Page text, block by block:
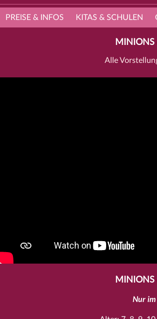
PREISE & INFOS KITAS & SCHULEN
MINIONS
Alle
MINIONS
Nur im